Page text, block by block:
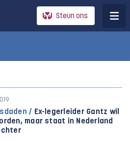
Steun ons
/ Ex-legerleider Gantz wil
maar staat in Nederland